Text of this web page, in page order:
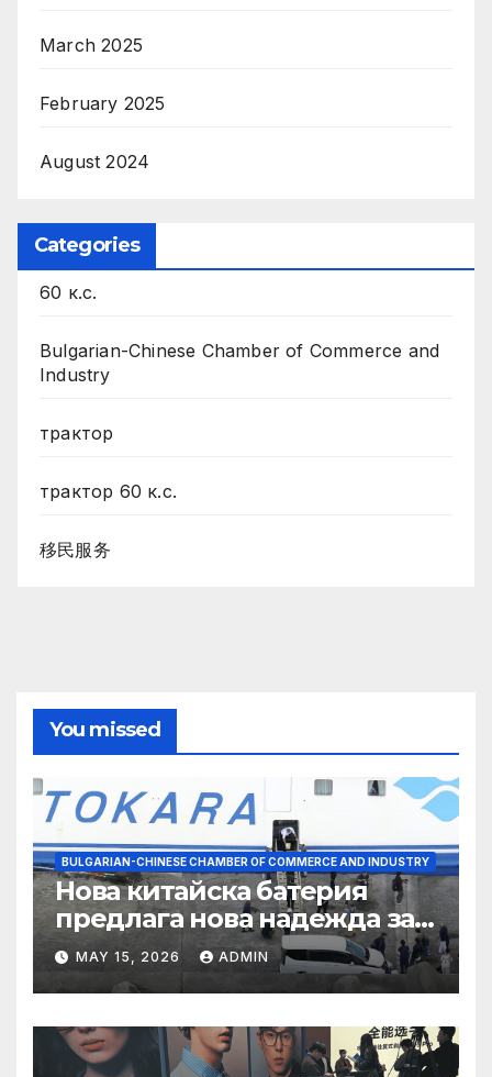
March 2025
February 2025
August 2024
Categories
60 к.с.
Bulgarian-Chinese Chamber of Commerce and
Industry
трактор
трактор 60 к.с.
移民服务
You missed
BULGARIAN-CHINESE CHAMBER OF COMMERCE AND INDUSTRY
Нова китайска батерия
предлага нова надежда за
съхранение на водород
MAY 15, 2026 ADMIN